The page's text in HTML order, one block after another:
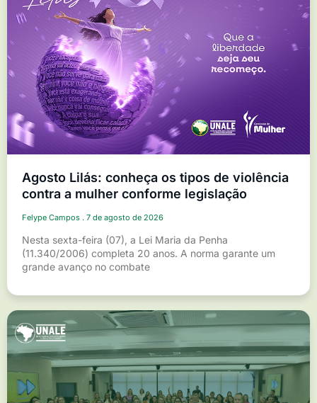
Agosto Lilás: conheça os tipos de violência
contra a mulher conforme legislação
Felype Campos 7 de agosto de 2026
Nesta sexta-feira (07), a Lei Maria da Penha
(11.340/2006) completa 20 anos. A norma garante um
grande avanço no combate